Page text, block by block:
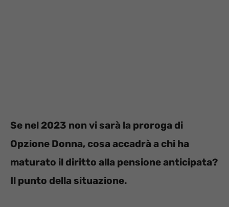
Se nel 2023 non vi sarà la proroga di
Opzione Donna, cosa accadrà a chi ha
maturato il diritto alla pensione anticipata?
Il punto della situazione.